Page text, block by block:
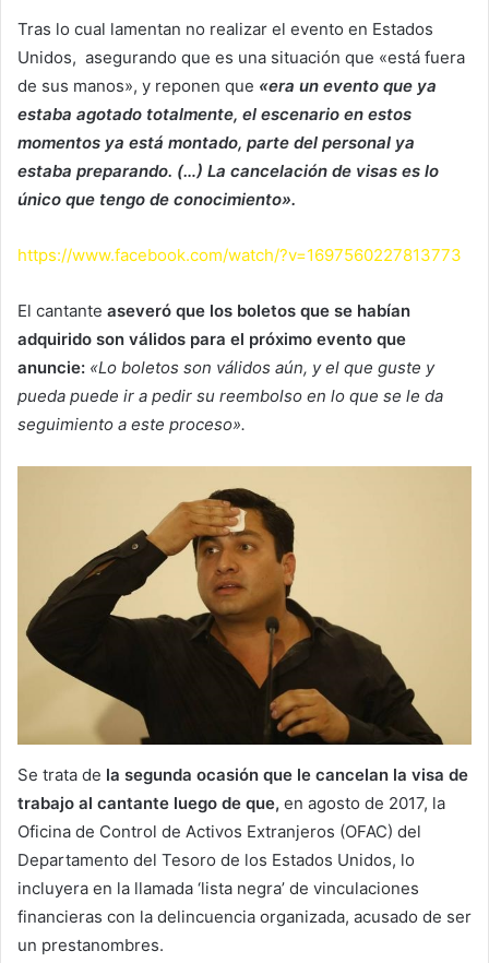
Tras lo cual lamentan no realizar el evento en Estados
Unidos, asegurando que es una situación que «está fuera
de sus manos», y reponen que «era un evento que ya
estaba agotado totalmente, el escenario en estos
momentos ya está montado, parte del personal ya
estaba preparando. (…) La cancelación de visas es lo
único que tengo de conocimiento».
https://www.facebook.com/watch/?v=1697560227813773
El cantante aseveró que los boletos que se habían
adquirido son válidos para el próximo evento que
anuncie: «Lo boletos son válidos aún, y el que guste y
pueda puede ir a pedir su reembolso en lo que se le da
seguimiento a este proceso».
Se trata de la segunda ocasión que le cancelan la visa de
trabajo al cantante luego de que, en agosto de 2017, la
Oficina de Control de Activos Extranjeros (OFAC) del
Departamento del Tesoro de los Estados Unidos, lo
incluyera en la llamada ‘lista negra’ de vinculaciones
financieras con la delincuencia organizada, acusado de ser
un prestanombres.